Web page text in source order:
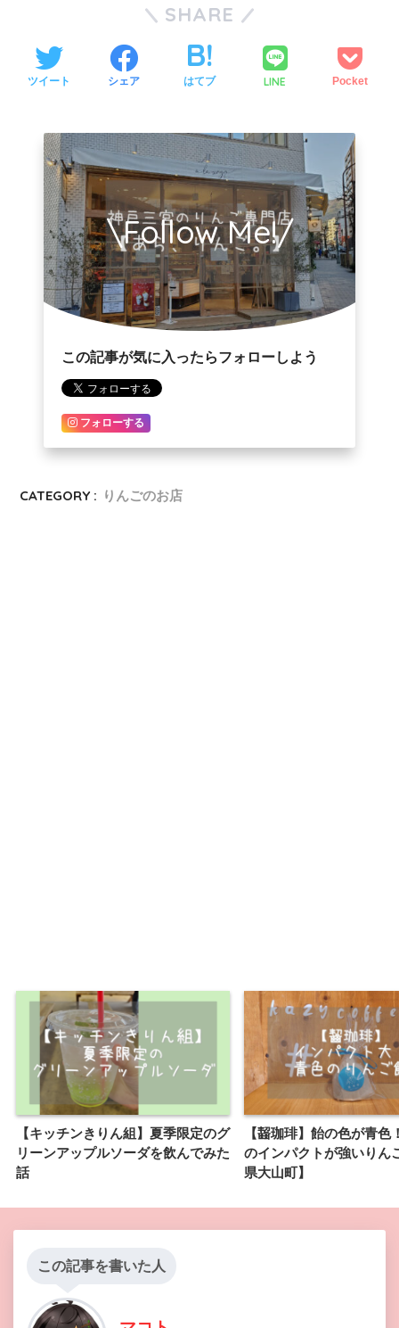
SHARE
ツイート シェア はてブ LINE Pocket
\Follow Me!/
この記事が気に入ったらフォローしよう
フォローする
CATEGORY : りんごのお店
【キッチンきりん組】夏季限定のグ
リーンアップルソーダを飲んでみた
話
【齧珈琲】飴の色が青色
のインパクトが強いりん
県大山町】
この記事を書いた人